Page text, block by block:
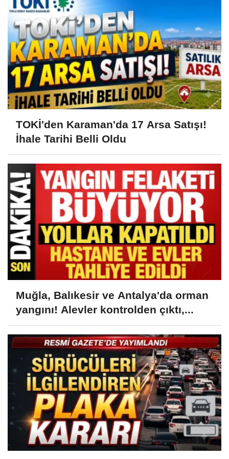
TOKİ'den Karaman'da 17 Arsa Satışı!
İhale Tarihi Belli Oldu
Muğla, Balıkesir ve Antalya'da orman
yangını! Alevler kontrolden çıktı,...